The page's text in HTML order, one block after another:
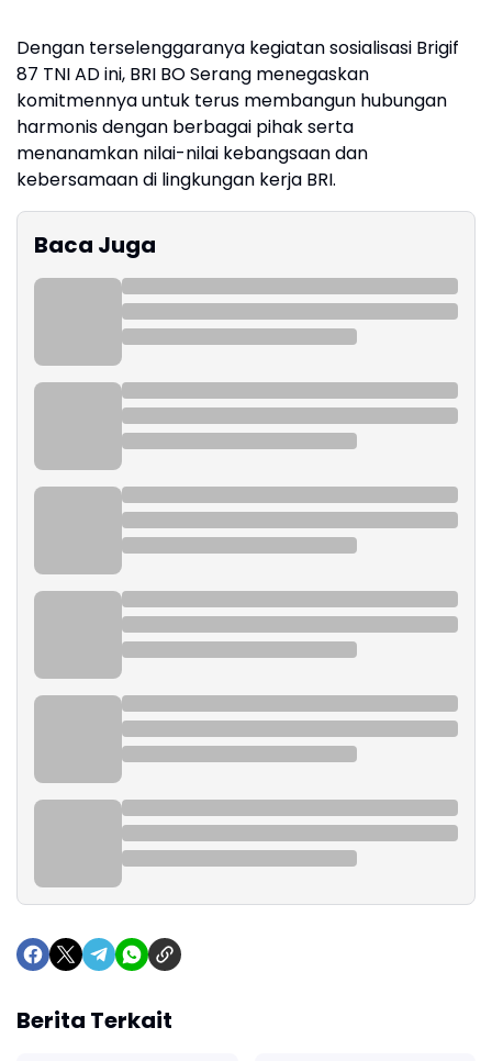
Dengan terselenggaranya kegiatan sosialisasi Brigif
87 TNI AD ini, BRI BO Serang menegaskan
komitmennya untuk terus membangun hubungan
harmonis dengan berbagai pihak serta
menanamkan nilai-nilai kebangsaan dan
kebersamaan di lingkungan kerja BRI.
Baca Juga
Berita Terkait